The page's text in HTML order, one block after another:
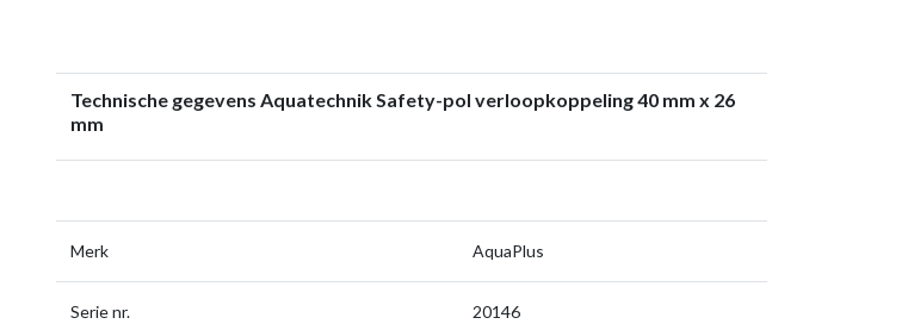
Technische gegevens Aquatechnik Safety-pol verloopkoppeling 40 mm x 26
mm
Merk AquaPlus
Serie nr. 20146